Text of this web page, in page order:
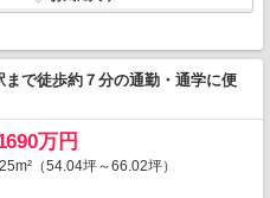
で徒歩約７分の通勤・通学に便
万円
（54.04坪～66.02坪）